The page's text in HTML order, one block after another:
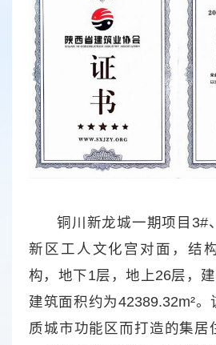
铜川新龙城一期项目3#
新区工人文化宫对面，结
构，地下1层，地上26层，
建筑面积约为42389.32m²
质城市功能区而打造的集居